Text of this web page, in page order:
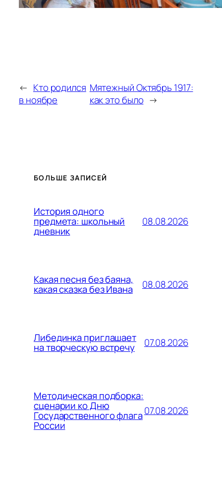
← Кто родился
в ноябре
Мятежный Октябрь 1917:
как это было →
БОЛЬШЕ ЗАПИСЕЙ
История одного
предмета: школьный
дневник
08.08.2026
Какая песня без баяна,
какая сказка без Ивана 08.08.2026
Либединка приглашает
на творческую встречу 07.08.2026
Методическая подборка:
сценарии ко Дню
Государственного флага
России
07.08.2026